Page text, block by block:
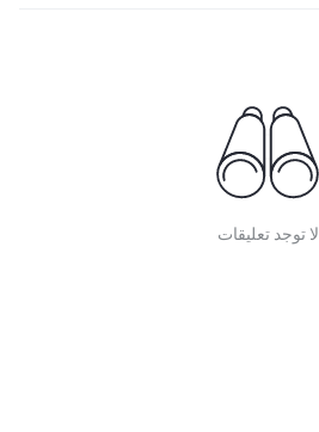
لا توجد تعليقات